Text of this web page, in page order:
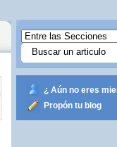
¿ Aún no eres
Propón tu blog